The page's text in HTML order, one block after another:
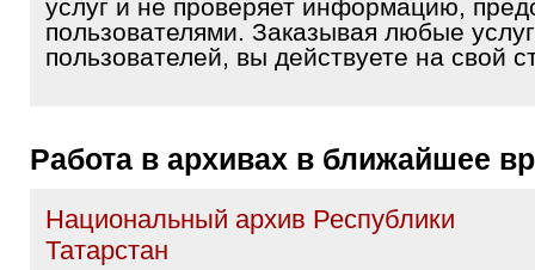
услуг и не проверяет информацию,
пользователями. Заказывая любые
пользователей, вы действуете на свой
Работа в архивах в ближайшее
Национальный архив Республики
Татарстан